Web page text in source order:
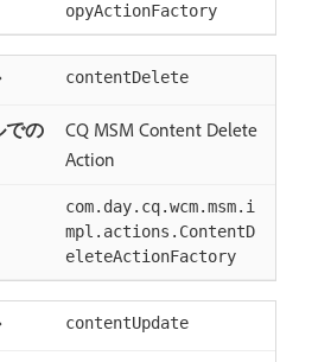
opyActionFactory
contentDelete
CQ MSM Content Delete
Action
com.day.cq.wcm.msm.i
mpl.actions.ContentD
eleteActionFactory
contentUpdate